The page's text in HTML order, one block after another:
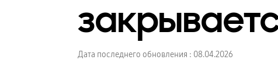
Дата последнего обновления : 08.04.2026